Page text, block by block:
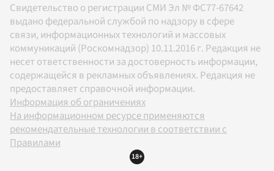
Свидетельство о регистрации СМИ Эл № ФС77-67642
выдано федеральной службой по надзору в сфере
связи, информационных технологий и массовых
коммуникаций (Роскомнадзор) 10.11.2016 г. Редакция не
несет ответственности за достоверность информации,
содержащейся в рекламных объявлениях. Редакция не
предоставляет справочной информации.
Информация об ограничениях
На информационном ресурсе применяются
рекомендательные технологии в соответствии с
Правилами
18+